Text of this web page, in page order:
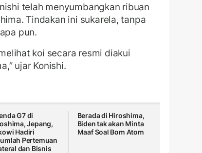
telah menyumbangkan ribuan
Tindakan ini sukarela, tanpa
pun.
koi secara resmi diakui
ujar Konishi.
G7 di
Jepang,
Hadiri
Pertemuan
dan Bisnis
Berada di Hiroshima,
Biden tak akan Minta
Maaf Soal Bom Atom